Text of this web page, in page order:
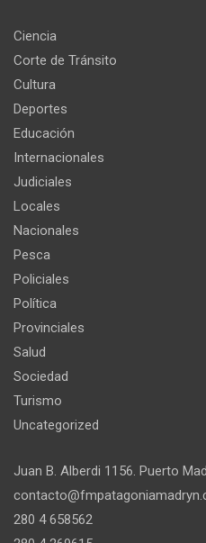
Ciencia
Corte de Tránsito
Cultura
Deportes
Educación
Internacionales
Judiciales
Locales
Nacionales
Pesca
Policiales
Política
Provinciales
Salud
Sociedad
Turismo
Uncategorized
Juan B. Alberdi 1156. Puerto
280 4 658562